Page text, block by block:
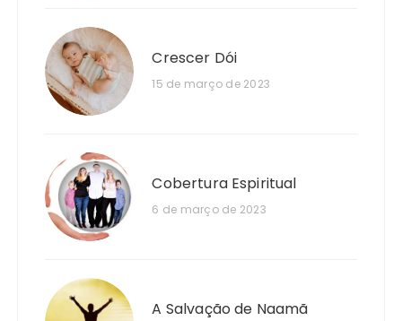
Crescer Dói
15 de março de 2023
Cobertura Espiritual
6 de março de 2023
A Salvação de Naamã